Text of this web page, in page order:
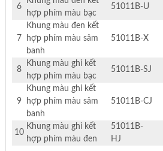
6
hợp phím màu bạc
51011B-U
7
Khung màu đen kết
hợp phím màu sâm
banh
51011B-X
8
Khung màu ghi kết
hợp phím màu bạc
51011B-SJ
9
Khung màu ghi kết
hợp phím màu sâm
banh
51011B-CJ
10
Khung màu ghi kết
hợp phím màu đen
51011B-
HJ